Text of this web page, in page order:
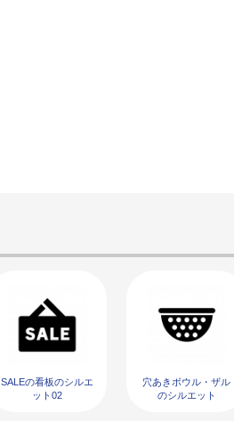
SALEの看板のシルエ
ット02
穴あきボウル・ザル
のシルエット